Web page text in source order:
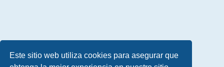
Este sitio web utiliza cookies para asegurar que